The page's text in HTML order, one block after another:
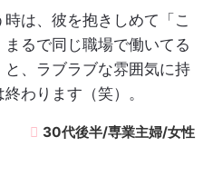
は、彼を抱きしめて「こ
るで同じ職場で働いてる
、ラブラブな雰囲気に持
わります（笑）。
30代後半/専業主婦/女性